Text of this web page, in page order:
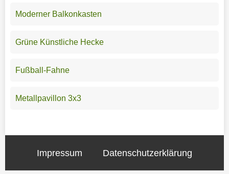
Moderner Balkonkasten
Grüne Künstliche Hecke
Fußball-Fahne
Metallpavillon 3x3
Impressum Datenschutzerklärung